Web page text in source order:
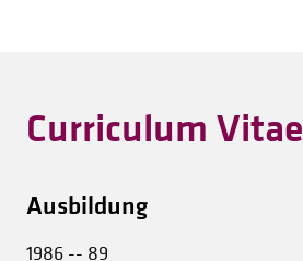
Curriculum Vitae
Ausbildung
1986 -- 89